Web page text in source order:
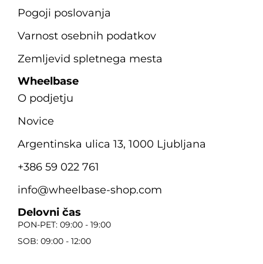
Pogoji poslovanja
Varnost osebnih podatkov
Zemljevid spletnega mesta
Wheelbase
O podjetju
Novice
Argentinska ulica 13, 1000 Ljubljana
+386 59 022 761
info@wheelbase-shop.com
Delovni čas
PON-PET: 09:00 - 19:00
SOB: 09:00 - 12:00